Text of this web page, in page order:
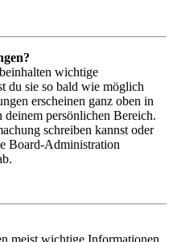
wichtige
du sie so bald wie möglich
erscheinen ganz oben in
persönlichen Bereich.
schreiben kannst oder
Board-Administration
meist wichtige Informationen